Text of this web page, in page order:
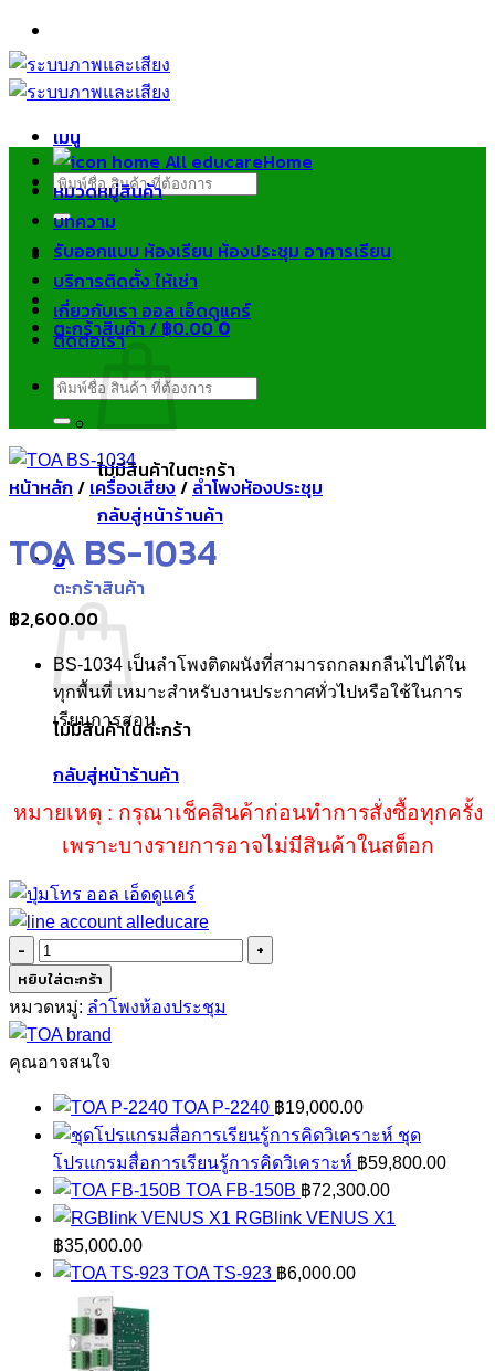
ข้าม
ไป
ยัง
เมนู
ค้นหา:
ตะกร้าสินค้า /฿0.000
ไม่มีสินค้าในตะกร้า
กลับสู่หน้าร้านค้า
0
ตะกร้าสินค้า
ไม่มีสินค้าในตะกร้า
กลับสู่หน้าร้านค้า
Home
หมวดหมู่สินค้า
บทความ
รับออกแบบ ห้องเรียน ห้องประชุม อาคารเรียน
บริการติดตั้ง ให้เช่า
เกี่ยวกับเรา ออล เอ็ดดูแคร์
ติดต่อเรา
ค้นหา:
หน้าหลัก / เครื่องเสียง/ ลำโพงห้องประชุม
TOA BS-1034
฿2,600.00
BS-1034 เป็นลำโพงติดผนังที่สามารถกลมกลืนไปได้ใน
ทุกพื้นที่ เหมาะสำหรับงานประกาศทั่วไปหรือใช้ในการ
เรียนการสอน
หมายเหตุ : กรุณาเช็คสินค้าก่อนทำการสั่งซื้อทุกครั้ง
เพราะบางรายการอาจไม่มีสินค้าในสต็อก
จำนวน
TOA
BS-
1034
ชิ้น
หยิบใส่ตะกร้า
หมวดหมู่: ลำโพงห้องประชุม
คุณอาจสนใจ
TOA P-2240 ฿19,000.00
ชุด
โปรแกรมสื่อการเรียนรู้การคิดวิเคราะห์ ฿59,800.00
TOA FB-150B ฿72,300.00
RGBlink VENUS X1
฿35,000.00
TOA TS-923 ฿6,000.00